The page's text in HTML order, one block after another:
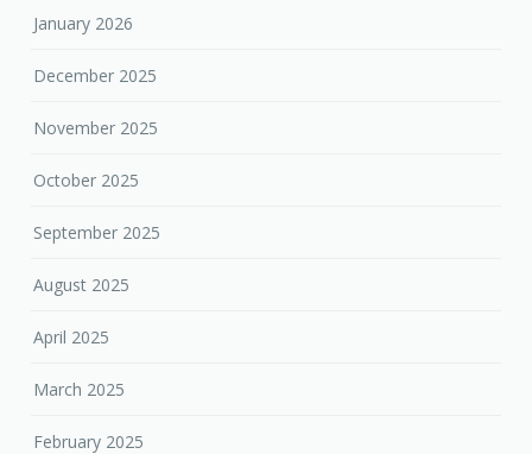
January 2026
December 2025
November 2025
October 2025
September 2025
August 2025
April 2025
March 2025
February 2025